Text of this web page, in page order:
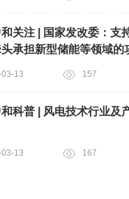
关注 | 国家发改委：支
承担新型储能等领域的
13 157
科普 | 风电技术行业及
13 167